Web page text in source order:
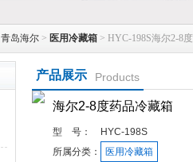
青岛海尔 > 医用冷藏箱 > HYC-198S海尔2-8
产品展示 Products
海尔2-8度药品冷藏箱
型 号：
HYC-198S
所属分类：
医用冷藏箱